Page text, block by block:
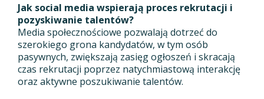
Jak social media wspierają proces rekrutacji i
pozyskiwanie talentów?
Media społecznościowe pozwalają dotrzeć do
szerokiego grona kandydatów, w tym osób
pasywnych, zwiększają zasięg ogłoszeń i skracają
czas rekrutacji poprzez natychmiastową interakcję
oraz aktywne poszukiwanie talentów.